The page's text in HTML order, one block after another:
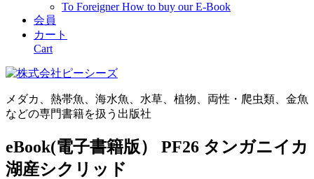
To Foreigner How to buy our E-Book
会員
カート
Cart
メダカ、熱帯魚、海水魚、水草、植物、両性・爬虫類、金魚
などの専門書籍を扱う出版社
eBook(電子書籍版） PF26 タンガニイカ
湖産シクリッド